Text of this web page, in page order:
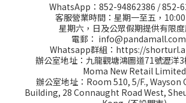
WhatsApp： 852-94862386 /852-
客服營業時間：星期一至五，
星期六，日及公眾假期提供有限度
電郵：
Whatsapp群組： https://
辦公室地址：九龍觀塘鴻圖道71號瀝洋
Moma New Retail Limited
辦公室地址：Room 510, 5/F.,
Building, 28 Connaught Road West,